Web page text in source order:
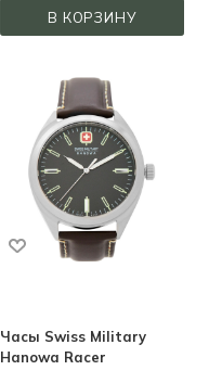
В КОРЗИНУ
Часы Swiss Military
Hanowa Racer